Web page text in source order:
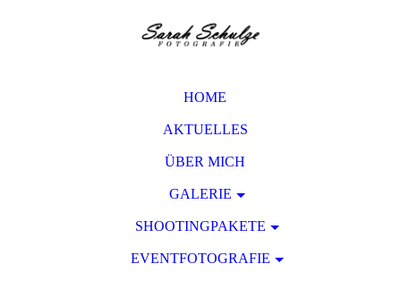
HOME
AKTUELLES
ÜBER MICH
GALERIE
SHOOTINGPAKETE
EVENTFOTOGRAFIE